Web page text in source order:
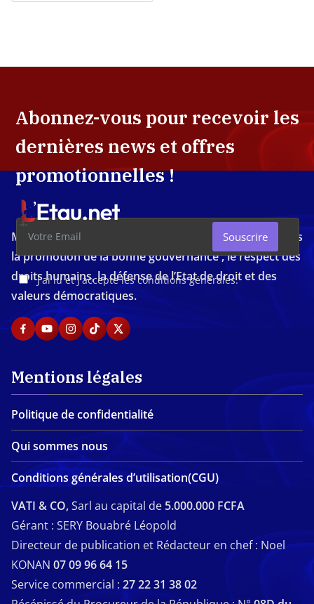
Abonnez-vous pour recevoir les
dernières news et offres
promotionnelles !
J'ai lu et j'accepte les conditions générales.
Souscrire
Média d'investigation ivoirien résolument engagé dans
la promotion de la bonne gouvernance , le respect des
droits humains, la défense de l’Etat de droit et des
valeurs démocratiques.
Mentions légales
Politique de confidentialité
Qui sommes nous
Conditions générales d’utilisation(CGU)
VATI & CO,Sarl au capital de 5.000.000 FCFA
Gérant : SERY Bouabré Léopold
Directeur de publication et Rédacteur en chef : Noel
KONAN 07 09 96 64 15
Service commercial : 27 22 31 38 02